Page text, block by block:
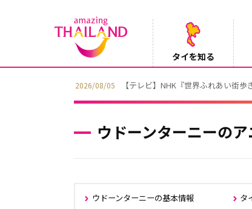
タイを知る
2026/08/05 【テレビ】NHK『世界ふれあい街
ウドーンターニーの
ウドーンターニーの基本情報 タ